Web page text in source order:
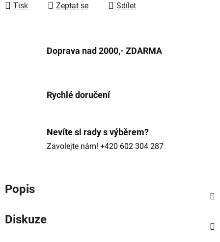
Tisk Zeptat se Sdílet
Doprava nad 2000,- ZDARMA
Rychlé doručení
Nevíte si rady s výběrem?
Zavolejte nám! +420 602 304 287
Popis
Diskuze